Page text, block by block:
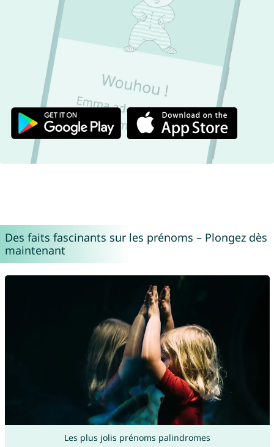
Des faits fascinants sur les prénoms – Plongez dès
maintenant
Les plus jolis prénoms palindromes